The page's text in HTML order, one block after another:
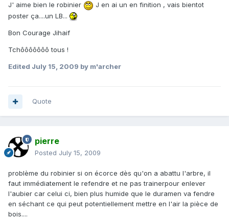
J' aime bien le robinier
J en ai un en finition , vais bientot
poster ça....un LB...
Bon Courage Jihaif
Tchôôôôôôô tous !
Edited July 15, 2009 by m'archer
Quote
pierre
Posted July 15, 2009
problème du robinier si on écorce dès qu'on a abattu l'arbre, il
faut immédiatement le refendre et ne pas trainerpour enlever
l'aubier car celui ci, bien plus humide que le duramen va fendre
en séchant ce qui peut potentiellement mettre en l'air la pièce de
bois....